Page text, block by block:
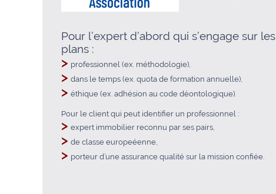
Pour l’expert d’abord qui s’engage sur les
plans :
> professionnel (ex. méthodologie),
> dans le temps (ex. quota de formation annuelle),
> éthique (ex. adhésion au code déontologique).
Pour le client qui peut identifier un professionnel :
> expert immobilier reconnu par ses pairs,
> de classe europeéenne,
> porteur d’une assurance qualité sur la mission confiée.